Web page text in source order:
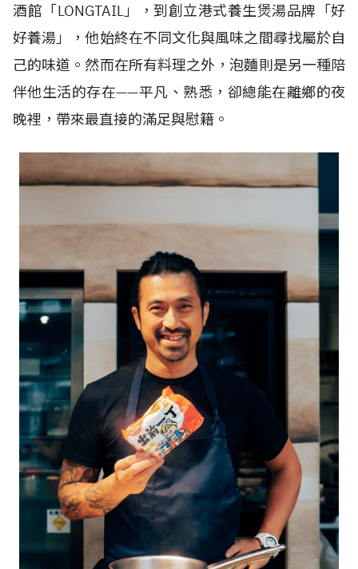
酒館「LONGTAIL」，到創立港式養生煲湯品牌「好
好養湯」，他始終在不同文化與風味之間尋找屬於自
己的味道。然而在所有料理之外，泡麵則是另一種陪
伴他生活的存在——平凡、熟悉，卻總能在離鄉的夜
晚裡，帶來最直接的滿足與慰籍。